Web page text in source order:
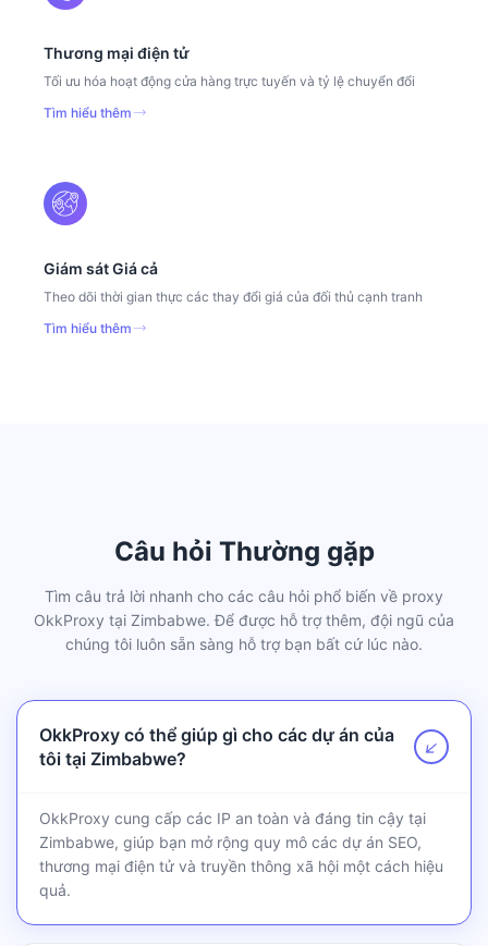
Thương mại điện tử
Tối ưu hóa hoạt động cửa hàng trực tuyến và tỷ lệ chuyển đổi
Tìm hiểu thêm
Giám sát Giá cả
Theo dõi thời gian thực các thay đổi giá của đối thủ cạnh tranh
Tìm hiểu thêm
Câu hỏi Thường gặp
Tìm câu trả lời nhanh cho các câu hỏi phổ biến về proxy
OkkProxy tại Zimbabwe. Để được hỗ trợ thêm, đội ngũ của
chúng tôi luôn sẵn sàng hỗ trợ bạn bất cứ lúc nào.
OkkProxy có thể giúp gì cho các dự án của
tôi tại Zimbabwe?
↗
OkkProxy cung cấp các IP an toàn và đáng tin cậy tại
Zimbabwe, giúp bạn mở rộng quy mô các dự án SEO,
thương mại điện tử và truyền thông xã hội một cách hiệu
quả.